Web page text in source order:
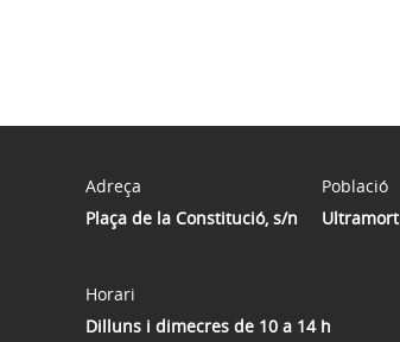
Adreça
Plaça de la Constitució, s/n
Població
Ultramort
Horari
Dilluns i dimecres de 10 a 14 h